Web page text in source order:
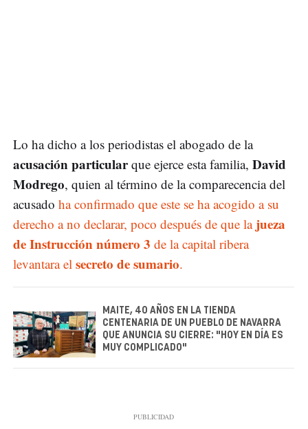
Lo ha dicho a los periodistas el abogado de la
acusación particularque ejerce esta familia, David
Modrego, quien al término de la comparecencia del
acusado ha confirmado que este se ha acogido a su
derecho a no declarar, poco después de que la jueza
de Instrucción número 3 de la capital ribera
levantara el secreto de sumario.
MAITE, 40 AÑOS EN LA TIENDA
CENTENARIA DE UN PUEBLO DE NAVARRA
QUE ANUNCIA SU CIERRE: "HOY EN DÍA ES
MUY COMPLICADO"